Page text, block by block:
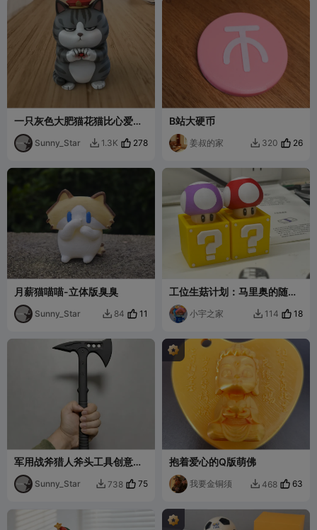
一只灰色大肥猫花猫比心爱你
高颜值POP可爱模型摆件
Sunny_Star  1.3K 278
B站大硬币
姜叔的家  320 26
月薪猫喵喵-立体版臭臭
Sunny_Star  84 11
工位生菇计划：马里奥的随机
快乐补给
小宇之家  114 18
军用战斧猎人斧头工具创意战
术玩具模型摆件CF穿越火线
Sunny_Star  738 75
抱着爱心的Q版萌佛
我要金铜须  468 63